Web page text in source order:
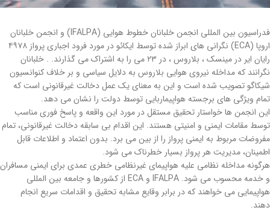
فدراسیون بین المللی انجمن خلبانان خطوط هوایی (IFALPA) و انجمن خلبانان
اروپا (ECA) نگرانی های ابراز شده توسط ایکائو در مورد فرود اجباری پرواز ۴۹۷۸
رایان ایر در مینسک ، بلاروس ، در ۲۳ می را به اشتراک می گذارند. . خلبانان
نگرانند که مداخله نیروی هوایی بلاروس به دلایل سیاسی و بر خلاف کنوانسیون
شیکاگو تصویب شده است و این به معنای یک عمل دخالت غیرقانونی است که
تمام ویژگی های برجسته هواپیماربایی توسط دولت را نشان می دهد.
این انجمن ها خواستار تحقیق مستقل در مورد این واقعه و پاسخ فوری مناسب
توسط مقامات ایمنی و امنیتی هستند. این اقدام بی سابقه دخالت غیرقانونی، تمام
مفروضات مربوط به ایمنی پرواز را از بین می برد. بدون اعتماد و اطلاعات قابل
اطمینان، مدیریت هر پرواز بسیار خطرناک می شود.
هرگونه مداخله نظامی علیه هواپیمای غیرنظامی خطری عمدی برای ایمنی مسافران
و خدمه محسوب می شود. IFALPA و ECA از كشورها و جامعه بین المللی
هواپیمایی می خواهند كه در برابر وقایع مشابه تحقیق و اقدامات سریع انجام
دهند.